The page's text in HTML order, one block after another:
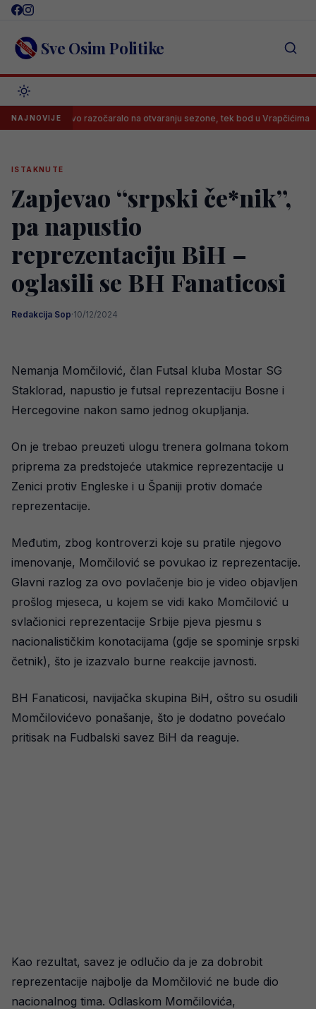
Skip
content Sve Osim Politike
NAJNOVIJErazočaralo na otvaranju sezone, tek bod u Vrapčićima
ISTAKNUTE
Zapjevao “srpski če*nik”,
pa napustio
reprezentaciju BiH –
oglasili se BH Fanaticosi
Redakcija Sop·10/12/2024
Nemanja Momčilović, član Futsal kluba Mostar SG
Staklorad, napustio je futsal reprezentaciju Bosne i
Hercegovine nakon samo jednog okupljanja.
On je trebao preuzeti ulogu trenera golmana tokom
priprema za predstojeće utakmice reprezentacije u
Zenici protiv Engleske i u Španiji protiv domaće
reprezentacije.
Međutim, zbog kontroverzi koje su pratile njegovo
imenovanje, Momčilović se povukao iz reprezentacije.
Glavni razlog za ovo povlačenje bio je video objavljen
prošlog mjeseca, u kojem se vidi kako Momčilović u
svlačionici reprezentacije Srbije pjeva pjesmu s
nacionalističkim konotacijama (gdje se spominje srpski
četnik), što je izazvalo burne reakcije javnosti.
BH Fanaticosi, navijačka skupina BiH, oštro su osudili
Momčilovićevo ponašanje, što je dodatno povećalo
pritisak na Fudbalski savez BiH da reaguje.
Kao rezultat, savez je odlučio da je za dobrobit
reprezentacije najbolje da Momčilović ne bude dio
nacionalnog tima. Odlaskom Momčilovića,